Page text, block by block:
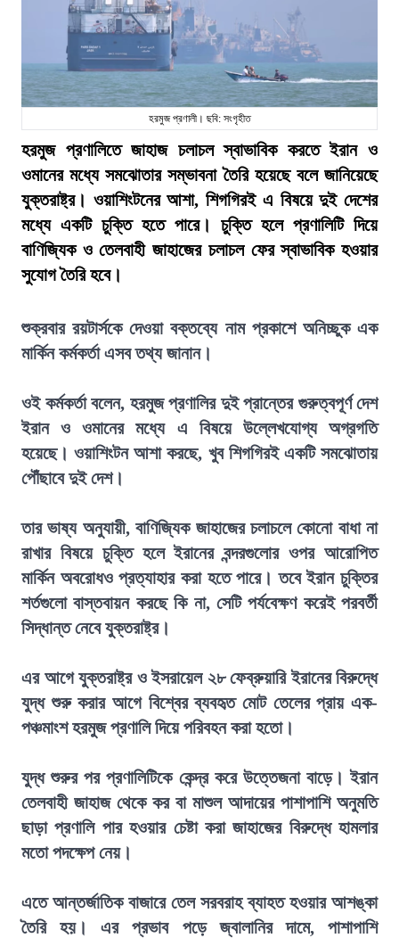
হরমুজ প্রণালী। ছবি: সংগৃহীত
হরমুজ প্রণালিতে জাহাজ চলাচল স্বাভাবিক করতে ইরান ও
ওমানের মধ্যে সমঝোতার সম্ভাবনা তৈরি হয়েছে বলে জানিয়েছে
যুক্তরাষ্ট্র। ওয়াশিংটনের আশা, শিগগিরই এ বিষয়ে দুই দেশের
মধ্যে একটি চুক্তি হতে পারে। চুক্তি হলে প্রণালিটি দিয়ে
বাণিজ্যিক ও তেলবাহী জাহাজের চলাচল ফের স্বাভাবিক হওয়ার
সুযোগ তৈরি হবে।
শুক্রবার রয়টার্সকে দেওয়া বক্তব্যে নাম প্রকাশে অনিচ্ছুক এক
মার্কিন কর্মকর্তা এসব তথ্য জানান।
ওই কর্মকর্তা বলেন, হরমুজ প্রণালির দুই প্রান্তের গুরুত্বপূর্ণ দেশ
ইরান ও ওমানের মধ্যে এ বিষয়ে উল্লেখযোগ্য অগ্রগতি
হয়েছে। ওয়াশিংটন আশা করছে, খুব শিগগিরই একটি সমঝোতায়
পৌঁছাবে দুই দেশ।
তার ভাষ্য অনুযায়ী, বাণিজ্যিক জাহাজের চলাচলে কোনো বাধা না
রাখার বিষয়ে চুক্তি হলে ইরানের বন্দরগুলোর ওপর আরোপিত
মার্কিন অবরোধও প্রত্যাহার করা হতে পারে। তবে ইরান চুক্তির
শর্তগুলো বাস্তবায়ন করছে কি না, সেটি পর্যবেক্ষণ করেই পরবর্তী
সিদ্ধান্ত নেবে যুক্তরাষ্ট্র।
এর আগে যুক্তরাষ্ট্র ও ইসরায়েল ২৮ ফেব্রুয়ারি ইরানের বিরুদ্ধে
যুদ্ধ শুরু করার আগে বিশ্বের ব্যবহৃত মোট তেলের প্রায় এক-
পঞ্চমাংশ হরমুজ প্রণালি দিয়ে পরিবহন করা হতো।
যুদ্ধ শুরুর পর প্রণালিটিকে কেন্দ্র করে উত্তেজনা বাড়ে। ইরান
তেলবাহী জাহাজ থেকে কর বা মাশুল আদায়ের পাশাপাশি অনুমতি
ছাড়া প্রণালি পার হওয়ার চেষ্টা করা জাহাজের বিরুদ্ধে হামলার
মতো পদক্ষেপ নেয়।
এতে আন্তর্জাতিক বাজারে তেল সরবরাহ ব্যাহত হওয়ার আশঙ্কা
তৈরি হয়। এর প্রভাব পড়ে জ্বালানির দামে, পাশাপাশি